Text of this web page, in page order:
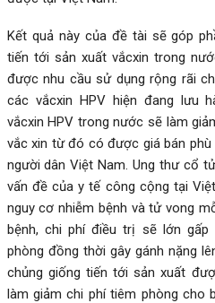
Kết quả này của đề tài sẽ góp
tiến tới sản xuất vắcxin trong
được nhu cầu sử dụng rộng rãi
các vắcxin HPV hiện đang lưu
vắcxin HPV trong nước sẽ làm
vắc xin từ đó có được giá bán
người dân Việt Nam. Ung thư cổ
vấn đề của y tế công cộng tại
nguy cơ nhiễm bệnh và tử vong
bệnh, chi phí điều trị sẽ lớn
phòng đồng thời gây gánh nặng
chủng giống tiến tới sản xuất
làm giảm chi phí tiêm phòng cho